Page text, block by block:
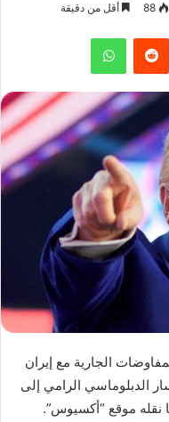
88 أقل من دقيقة
واتساب
الجارية مع إيران
الدبلوماسي الرامي إلى
موقع “أكسيوس”.